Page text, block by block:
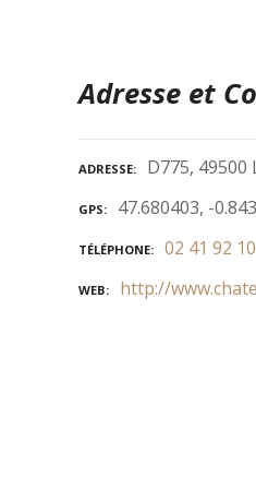
Adresse et
ADRESSE D775,
GPS 47.680403, -
TÉLÉPHONE 02 41 92
WEB http://